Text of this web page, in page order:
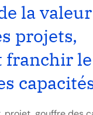
la
projets,
franchir le